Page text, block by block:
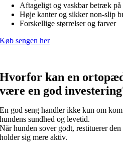
Aftageligt og vaskbar betræk på
Høje kanter og sikker non-slip
Forskellige størrelser og farver
Køb sengen her
Hvorfor kan en
være en god
En god seng handler ikke kun om
hundens sundhed og levetid.
Når hunden sover godt, restituerer
holder sig mere aktiv.